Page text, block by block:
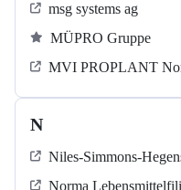
msg systems ag
MÜPRO Gruppe
MVI PROPLANT
N
Niles-Simmons-
Norma